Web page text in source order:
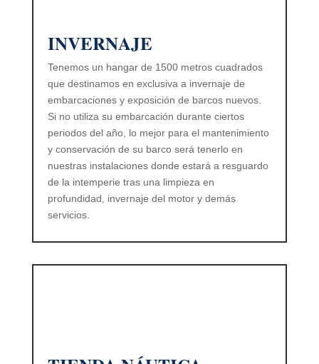
INVERNAJE
Tenemos un hangar de 1500 metros cuadrados
que destinamos en exclusiva a invernaje de
embarcaciones y exposición de barcos nuevos.
Si no utiliza su embarcación durante ciertos
periodos del año, lo mejor para el mantenimiento
y conservación de su barco será tenerlo en
nuestras instalaciones donde estará a resguardo
de la intemperie tras una limpieza en
profundidad, invernaje del motor y demás
servicios.